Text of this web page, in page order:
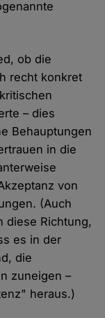
ob die
recht konkret
– dies
Behauptungen
in die
von
(Auch
diese Richtung,
es in der
die
zuneigen –
heraus.)